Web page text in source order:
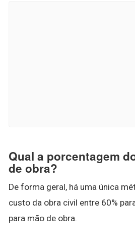
Qual a porcentagem
de obra?
De forma geral, há uma única
custo da obra civil entre 60%
para mão de obra.